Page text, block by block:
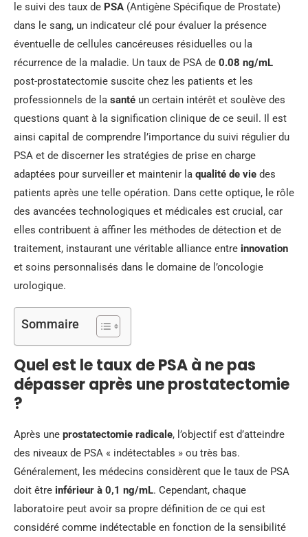
le suivi des taux de PSA (Antigène Spécifique de Prostate)
dans le sang, un indicateur clé pour évaluer la présence
éventuelle de cellules cancéreuses résiduelles ou la
récurrence de la maladie. Un taux de PSA de 0.08 ng/mL
post-prostatectomie suscite chez les patients et les
professionnels de la santé un certain intérêt et soulève des
questions quant à la signification clinique de ce seuil. Il est
ainsi capital de comprendre l’importance du suivi régulier du
PSA et de discerner les stratégies de prise en charge
adaptées pour surveiller et maintenir la qualité de vie des
patients après une telle opération. Dans cette optique, le rôle
des avancées technologiques et médicales est crucial, car
elles contribuent à affiner les méthodes de détection et de
traitement, instaurant une véritable alliance entre innovation
et soins personnalisés dans le domaine de l’oncologie
urologique.
Sommaire
Quel est le taux de PSA à ne pas
dépasser après une prostatectomie
?
Après une prostatectomie radicale, l’objectif est d’atteindre
des niveaux de PSA « indétectables » ou très bas.
Généralement, les médecins considèrent que le taux de PSA
doit être inférieur à 0,1 ng/mL. Cependant, chaque
laboratoire peut avoir sa propre définition de ce qui est
considéré comme indétectable en fonction de la sensibilité